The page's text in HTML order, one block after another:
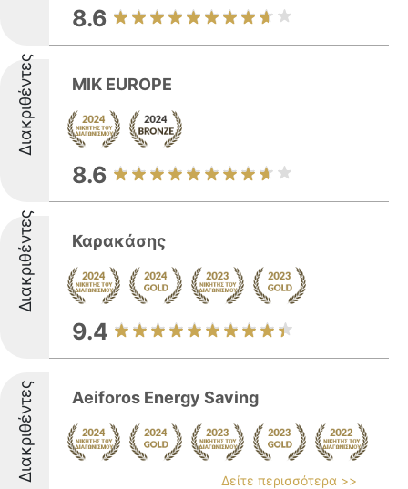
8.6
Διακριθέντες MIK EUROPE
8.6
Διακριθέντες Καρακάσης
9.4
Διακριθέντες Aeiforos Energy Saving
Δείτε περισσότερα >>